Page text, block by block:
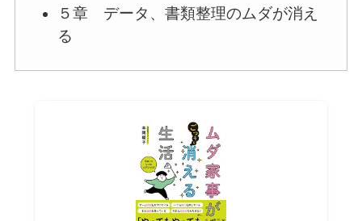
５章 データ、書類整理のムダが消え
る